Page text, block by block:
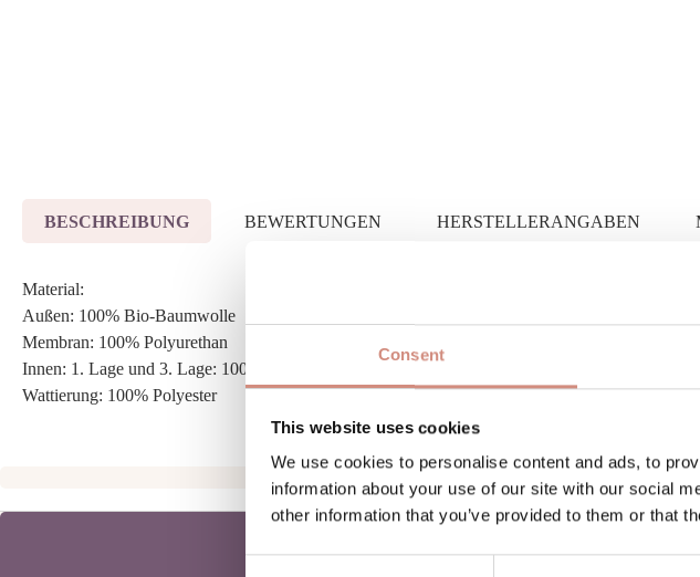
Consent
This website uses cookies
We use cookies to personalise content and ads, to
information about your use of our site with our social
other information that you’ve provided to them or that
BESCHREIBUNG BEWERTUNGEN HERSTELLERANGABEN
Material:
Außen: 100% Bio-Baumwolle
Membran: 100% Polyurethan
Innen: 1. Lage und 3. Lage: 100% recyceltes Polyester
Wattierung: 100% Polyester